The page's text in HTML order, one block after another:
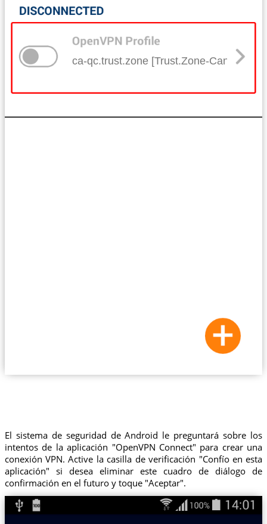
ca-qc.trust.zone [Trust.Zone-Canada-
El sistema de seguridad de Android le preguntará sobre los
intentos de la aplicación "OpenVPN Connect" para crear una
conexión VPN. Active la casilla de verificación "Confío en esta
aplicación" si desea eliminar este cuadro de diálogo de
confirmación en el futuro y toque "Aceptar".